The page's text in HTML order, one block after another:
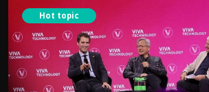
Hot topic